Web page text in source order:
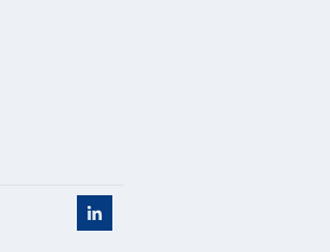
Klik hier om naar het